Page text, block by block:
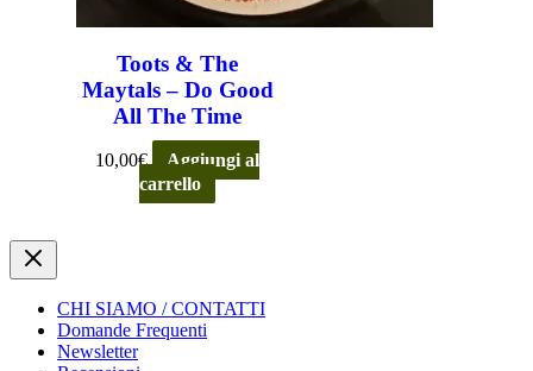
Toots & The
Maytals – Do Good
All The Time
10,00€
Aggiungi al
carrello
CHI SIAMO / CONTATTI
Domande Frequenti
Newsletter